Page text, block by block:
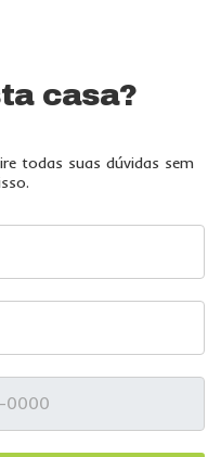
casa?
todas suas dúvidas sem